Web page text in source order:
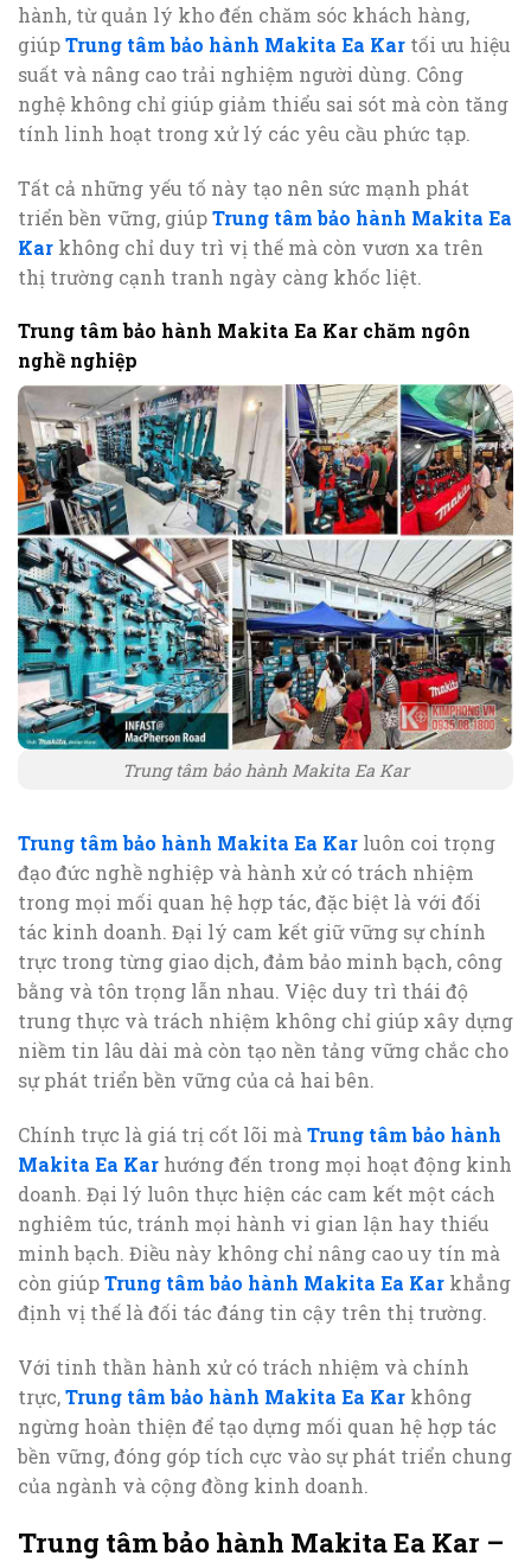
hành, từ quản lý kho đến chăm sóc khách hàng,
giúpTrung tâm bảo hành Makita Ea Kar tối ưu hiệu
suất và nâng cao trải nghiệm người dùng. Công
nghệ không chỉ giúp giảm thiểu sai sót mà còn tăng
tính linh hoạt trong xử lý các yêu cầu phức tạp.
Tất cả những yếu tố này tạo nên sức mạnh phát
triển bền vững, giúpTrung tâm bảo hành Makita Ea
Kar không chỉ duy trì vị thế mà còn vươn xa trên
thị trường cạnh tranh ngày càng khốc liệt.
Trung tâm bảo hành Makita Ea Kar chăm ngôn
nghề nghiệp
Trung tâm bảo hành Makita Ea Kar
Trung tâm bảo hành Makita Ea Kar luôn coi trọng
đạo đức nghề nghiệp và hành xử có trách nhiệm
trong mọi mối quan hệ hợp tác, đặc biệt là với đối
tác kinh doanh. Đại lý cam kết giữ vững sự chính
trực trong từng giao dịch, đảm bảo minh bạch, công
bằng và tôn trọng lẫn nhau. Việc duy trì thái độ
trung thực và trách nhiệm không chỉ giúp xây dựng
niềm tin lâu dài mà còn tạo nền tảng vững chắc cho
sự phát triển bền vững của cả hai bên.
Chính trực là giá trị cốt lõi màTrung tâm bảo hành
Makita Ea Kar hướng đến trong mọi hoạt động kinh
doanh. Đại lý luôn thực hiện các cam kết một cách
nghiêm túc, tránh mọi hành vi gian lận hay thiếu
minh bạch. Điều này không chỉ nâng cao uy tín mà
còn giúpTrung tâm bảo hành Makita Ea Kar khẳng
định vị thế là đối tác đáng tin cậy trên thị trường.
Với tinh thần hành xử có trách nhiệm và chính
trực,Trung tâm bảo hành Makita Ea Kar không
ngừng hoàn thiện để tạo dựng mối quan hệ hợp tác
bền vững, đóng góp tích cực vào sự phát triển chung
của ngành và cộng đồng kinh doanh.
Trung tâm bảo hành Makita Ea Kar –